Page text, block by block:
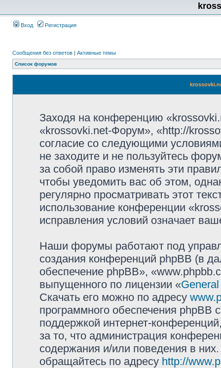
Вход Регистрация
Сообщения без ответов | Активные темы
Список форумов
Заходя на конференцию
«krossovki.net-Форум», «http://
согласие со следующими
не заходите и не пользуйтесь
за собой право изменять эти
чтобы уведомить вас об этом,
регулярно просматривать этот
использование конференции
исправления условий означает
Наши форумы работают под
создания конференций phpBB (в
обеспечение phpBB»,
выпущенного по лицензии «
Скачать его можно по адресу
программного обеспечения phpBB
поддержкой интернет-
за то, что администрация
содержания и/или поведения в
обращайтесь по адресу http://